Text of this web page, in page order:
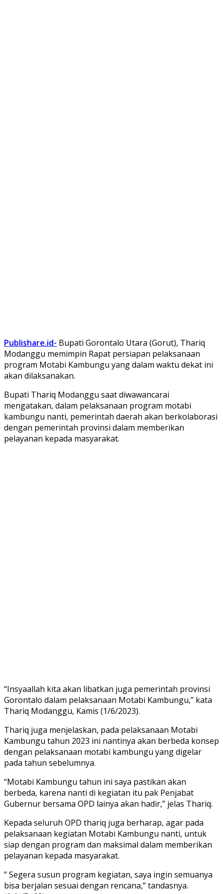
Publishare.id- Bupati Gorontalo Utara (Gorut), Thariq
Modanggu memimpin Rapat persiapan pelaksanaan
program Motabi Kambungu yang dalam waktu dekat ini
akan dilaksanakan.
Bupati Thariq Modanggu saat diwawancarai
mengatakan, dalam pelaksanaan program motabi
kambungu nanti, pemerintah daerah akan berkolaborasi
dengan pemerintah provinsi dalam memberikan
pelayanan kepada masyarakat.
“Insyaallah kita akan libatkan juga pemerintah provinsi
Gorontalo dalam pelaksanaan Motabi Kambungu,” kata
Thariq Modanggu, Kamis (1/6/2023).
Thariq juga menjelaskan, pada pelaksanaan Motabi
Kambungu tahun 2023 ini nantinya akan berbeda konsep
dengan pelaksanaan motabi kambungu yang digelar
pada tahun sebelumnya.
“Motabi Kambungu tahun ini saya pastikan akan
berbeda, karena nanti di kegiatan itu pak Penjabat
Gubernur bersama OPD lainya akan hadir,” jelas Thariq.
Kepada seluruh OPD thariq juga berharap, agar pada
pelaksanaan kegiatan Motabi Kambungu nanti, untuk
siap dengan program dan maksimal dalam memberikan
pelayanan kepada masyarakat.
” Segera susun program kegiatan, saya ingin semuanya
bisa berjalan sesuai dengan rencana,” tandasnya.